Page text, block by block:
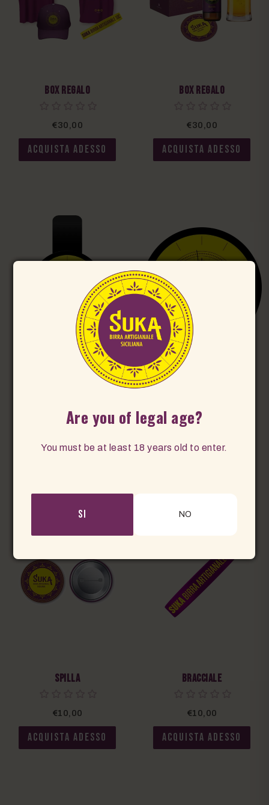
Box Regalo
€30,00
ACQUISTA ADESSO
Box Regalo
€30,00
ACQUISTA ADESSO
Orologio da polso
€10,00
ACQUISTA ADESSO
Orologio da parete
€10,00
ACQUISTA ADESSO
Spilla
€10,00
ACQUISTA ADESSO
Bracciale
€10,00
ACQUISTA ADESSO
Are you of legal age?
You must be at least 18 years old to enter.
SI NO